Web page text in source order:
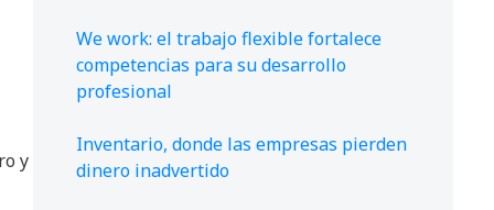
y
We work: el trabajo flexible fortalece
competencias para su desarrollo
profesional
Inventario, donde las empresas pierden
dinero inadvertido